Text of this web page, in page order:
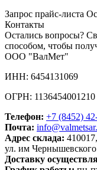
Запрос прайс-листа
Контакты
Остались вопросы?
способом, чтобы
ООО "ВалМет"
ИНН: 6454131069
ОГРН: 1136454001210
Телефон: +7 (8452)
Почта:
Адрес склада:
ул. им
Доставку